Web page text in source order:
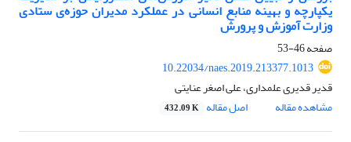
یکپارچه و بهینه منابع انسانی در عملکرد مدیران حوزه‌ی ستادی
وزارت آموزش و پرورش
صفحه46-53
10.22034/naes.2019.213377.1013
قدیر قدیری علمداری، علی اصغر عنایتی
مشاهده مقاله
اصل مقاله 432.09 K